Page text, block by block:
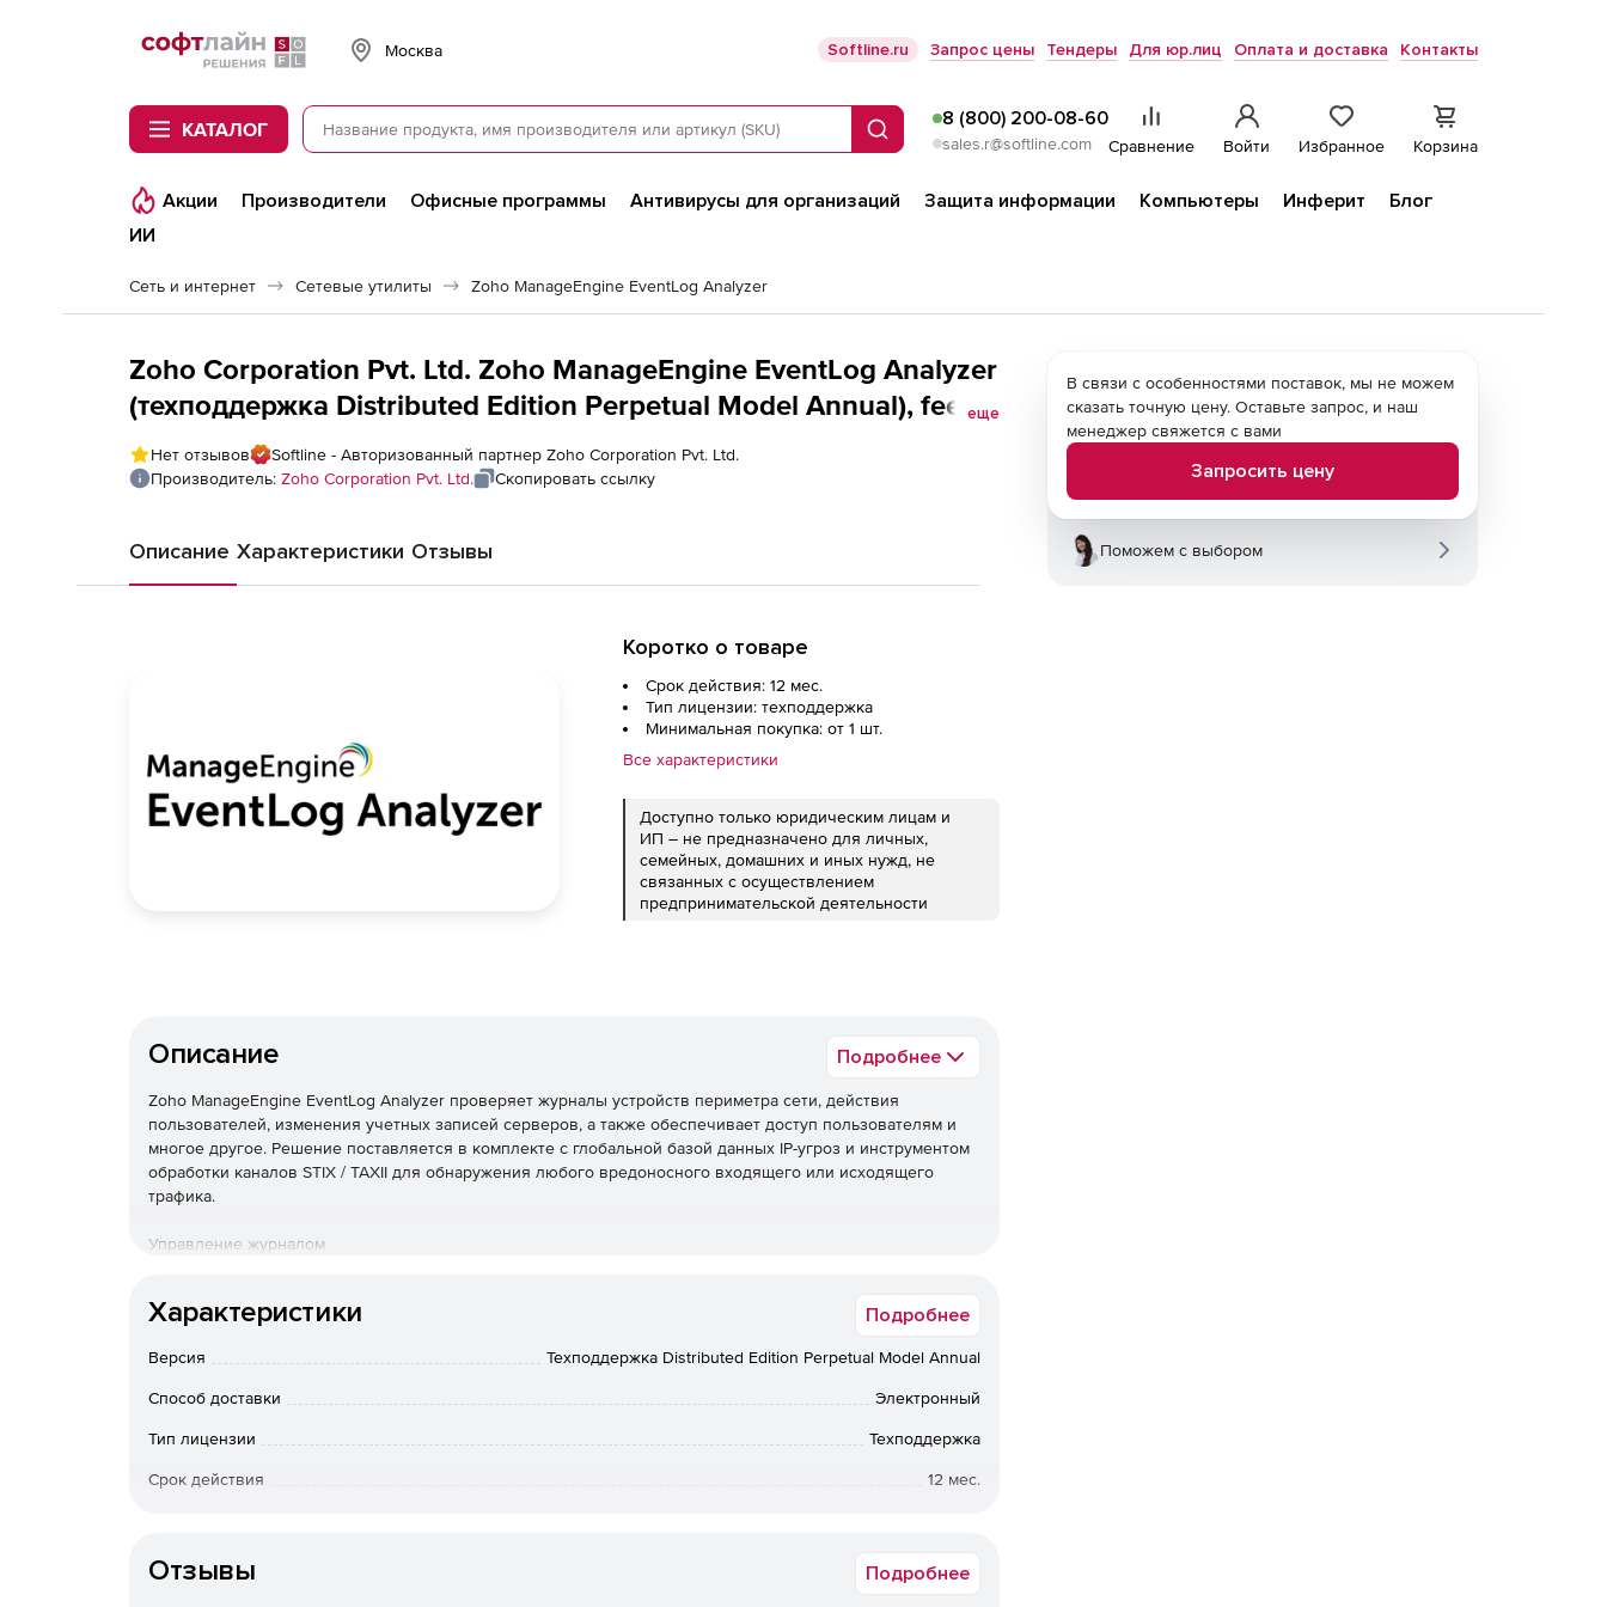
Softline
Москва Softline.ru Запрос цены Тендеры Для юр.лиц Оплата и доставка Контакты
КАТАЛОГ Поиск
8 (800) 200-08-60
sales.r@softline.com Сравнение Войти Избранное Корзина
Акции Производители Офисные программы Антивирусы для организаций Защита информации Компьютеры Инферит
Блог
ИИ
Сеть и интернет Сетевые утилиты Zoho ManageEngine EventLog Analyzer
Zoho Corporation Pvt. Ltd. Zoho ManageEngine EventLog Analyzer
(техподдержка Distributed Edition Perpetual Model Annual), fee
for 30 Linux File Servers
еще
Нет отзывов
Softline - Авторизованный партнер Zoho Corporation Pvt. Ltd.
Производитель: Zoho Corporation Pvt. Ltd. Скопировать ссылку
Описание Характеристики Отзывы
Коротко о товаре
Срок действия: 12 мес.
Тип лицензии: техподдержка
Минимальная покупка: от 1 шт.
Все характеристики
Доступно только юридическим лицам и
ИП – не предназначено для личных,
семейных, домашних и иных нужд, не
связанных с осуществлением
предпринимательской деятельности
Описание Подробнее
Zoho ManageEngine EventLog Analyzer проверяет журналы устройств периметра сети, действия
пользователей, изменения учетных записей серверов, а также обеспечивает доступ пользователям и
многое другое. Решение поставляется в комплекте с глобальной базой данных IP-угроз и инструментом
обработки каналов STIX / TAXII для обнаружения любого вредоносного входящего или исходящего
трафика.
Управление журналом
методы сбора журналов, настраиваемый анализ журналов, полный анализ журналов с отчетами и
EventLog Analyzer позволяет выполнять аудит всех важных серверов приложений. Его мощный
журналов.
EventLog Analyzer отслеживает все важные сетевые устройства, такие как межсетевые экраны,
Характеристики Подробнее
Версия Техподдержка Distributed Edition Perpetual Model Annual
Способ доставки Электронный
Тип лицензии Техподдержка
Срок действия 12 мес.
Отзывы Подробнее
В связи с особенностями поставок, мы не можем
сказать точную цену. Оставьте запрос, и наш
менеджер свяжется с вами
Запросить цену
Поможем с выбором